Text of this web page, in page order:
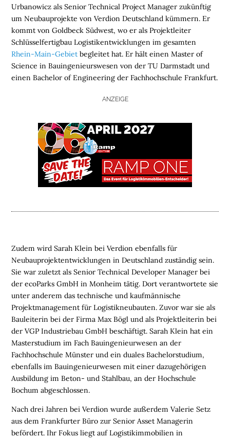
H
O
G
I
S
T
I
K
I
M
M
O
B
I
I
E
Urbanowicz als Senior Technical Project Manager zukünftig
um Neubauprojekte von Verdion Deutschland kümmern. Er
kommt von Goldbeck Südwest, wo er als Projektleiter
Schlüsselfertigbau Logistikentwicklungen im gesamten
Rhein-Main-Gebiet begleitet hat. Er hält einen Master of
Science in Bauingenieurswesen von der TU Darmstadt und
einen Bachelor of Engineering der Fachhochschule Frankfurt.
Zudem wird Sarah Klein bei Verdion ebenfalls für
Neubauprojektentwicklungen in Deutschland zuständig sein.
Sie war zuletzt als Senior Technical Developer Manager bei
der ecoParks GmbH in Monheim tätig. Dort verantwortete sie
unter anderem das technische und kaufmännische
Projektmanagement für Logistikneubauten. Zuvor war sie als
Bauleiterin bei der Firma Max Bögl und als Projektleiterin bei
der VGP Industriebau GmbH beschäftigt. Sarah Klein hat ein
Masterstudium im Fach Bauingenieurwesen an der
Fachhochschule Münster und ein duales Bachelorstudium,
ebenfalls im Bauingenieurwesen mit einer dazugehörigen
Ausbildung im Beton- und Stahlbau, an der Hochschule
Bochum abgeschlossen.
Nach drei Jahren bei Verdion wurde außerdem Valerie Setz
aus dem Frankfurter Büro zur Senior Asset Managerin
befördert. Ihr Fokus liegt auf Logistikimmobilien in
ANZEIGE